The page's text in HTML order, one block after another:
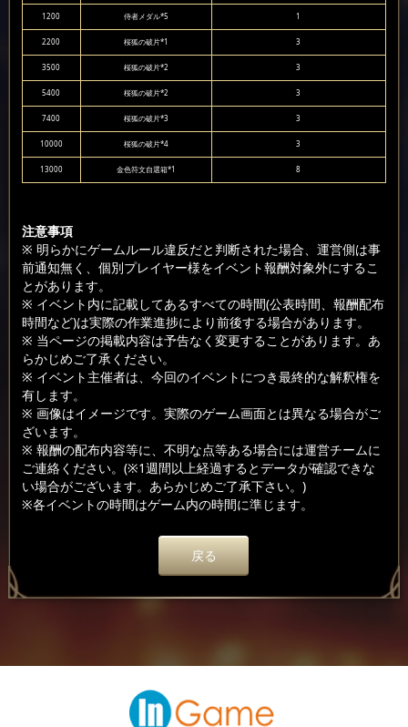
1200 侍者メダル*5 1
2200 桜狐の破片*1 3
3500 桜狐の破片*2 3
5400 桜狐の破片*2 3
7400 桜狐の破片*3 3
10000 桜狐の破片*4 3
13000 金色符文自選箱*1 8
注意事項
※ 明らかにゲームルール違反だと判断された場合、運営側は事
前通知無く、個別プレイヤー様をイベント報酬対象外にするこ
とがあります。
※ イベント内に記載してあるすべての時間(公表時間、報酬配布
時間など)は実際の作業進捗により前後する場合があります。
※ 当ページの掲載内容は予告なく変更することがあります。あ
らかじめご了承ください。
※ イベント主催者は、今回のイベントにつき最終的な解釈権を
有します。
※ 画像はイメージです。実際のゲーム画面とは異なる場合がご
ざいます。
※ 報酬の配布内容等に、不明な点等ある場合には運営チームに
ご連絡ください。(※1週間以上経過するとデータが確認できな
い場合がございます。あらかじめご了承下さい。)
※各イベントの時間はゲーム内の時間に準じます。
戻る